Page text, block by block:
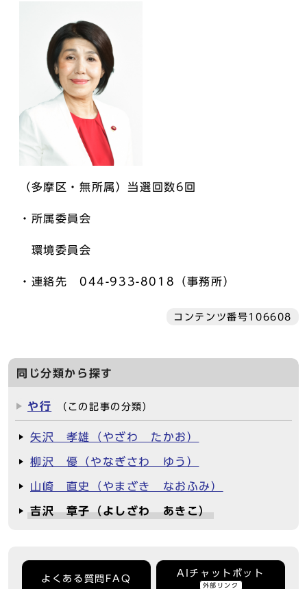
（多摩区・無所属）当選回数6回
・所属委員会
環境委員会
・連絡先 044-933-8018（事務所）
コンテンツ番号106608
同じ分類から探す
や行 （この記事の分類）
矢沢 孝雄（やざわ たかお）
柳沢 優（やなぎさわ ゆう）
山崎 直史（やまざき なおふみ）
吉沢 章子（よしざわ あきこ）
よくある質問FAQ
AIチャットボット
外部リンク